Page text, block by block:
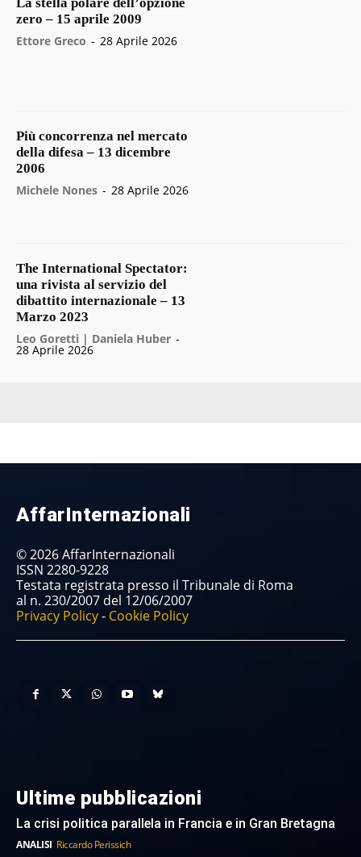
zero – 15 aprile 2009
Ettore Greco - 28 Aprile 2026
Più concorrenza nel mercato
della difesa – 13 dicembre
2006
Michele Nones - 28 Aprile 2026
The International Spectator:
una rivista al servizio del
dibattito internazionale – 13
Marzo 2023
Leo Goretti | Daniela Huber -
28 Aprile 2026
AffarInternazionali
© 2026 AffarInternazionali
ISSN 2280-9228
Testata registrata presso il Tribunale di Roma
al n. 230/2007 del 12/06/2007
Privacy Policy- Cookie Policy
Ultime pubblicazioni
La crisi politica parallela in Francia e in Gran Bretagna
ANALISI Riccardo Perissich